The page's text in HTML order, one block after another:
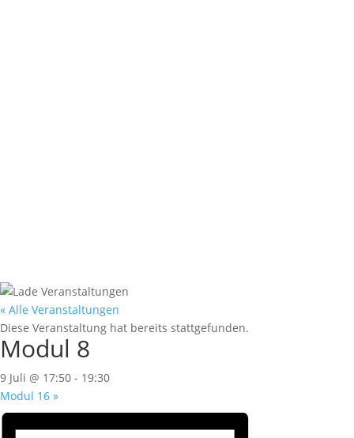
« Alle Veranstaltungen
Diese Veranstaltung hat bereits stattgefunden.
Modul 8
9 Juli @ 17:50 - 19:30
Modul 16 »